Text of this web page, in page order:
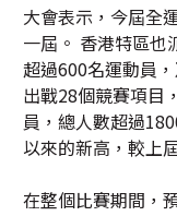
大會表示，今屆全
一屆。 香港特區也
超過600名運動員
出戰28個競賽項目
員，總人數超過
以來的新高，較上
在整個比賽期間，